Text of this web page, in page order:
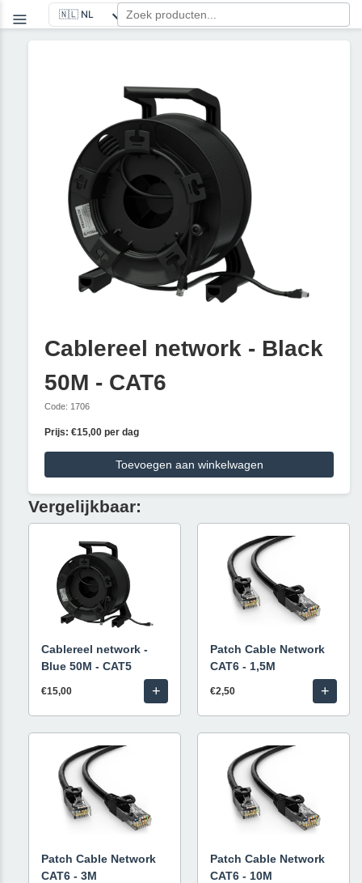
Cablereel network - Black
50M - CAT6
Code: 1706
Prijs: €15,00 per dag
Toevoegen aan winkelwagen
Vergelijkbaar:
Cablereel network -
Blue 50M - CAT5
€15,00 +
Patch Cable Network
CAT6 - 1,5M
€2,50 +
Patch Cable Network
CAT6 - 3M
Patch Cable Network
CAT6 - 10M